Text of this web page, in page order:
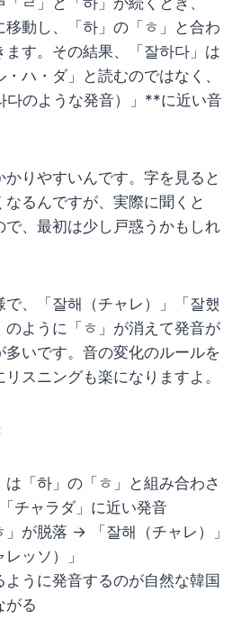
移動し、「하」の「ㅎ」と合わ
ます。その結果、「잘하다」は
ハ・ダ」と読むのではなく、
다のような発音）」**に近い音
かりやすいんです。字を見ると
なるんですが、実際に聞くと
で、最初は少し戸惑うかもしれ
、「잘해（チャレ）」「잘했
のように「ㅎ」が消えて発音が
いです。音の変化のルールを
スニングも楽になりますよ。
は「하」の「ㅎ」と組み合わさ
チャラダ」に近い発音
」が脱落 → 「잘해（チャレ）」
レッソ）」
ように発音するのが自然な韓国
がる